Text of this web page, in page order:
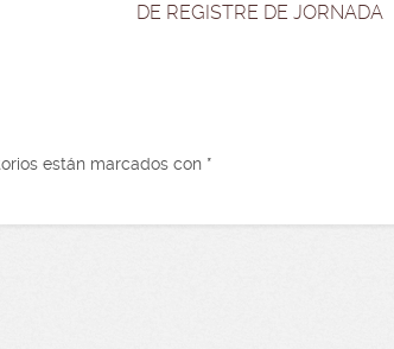
DE REGISTRE DE JORNADA
están marcados con *